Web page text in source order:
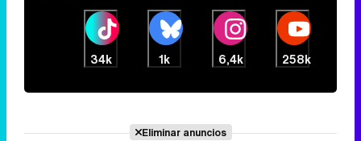
34k 1k 6,4k 258k
Eliminar anuncios